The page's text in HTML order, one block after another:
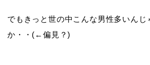
でもきっと世の中こんな男性多いんじ
か・・(←偏見？)